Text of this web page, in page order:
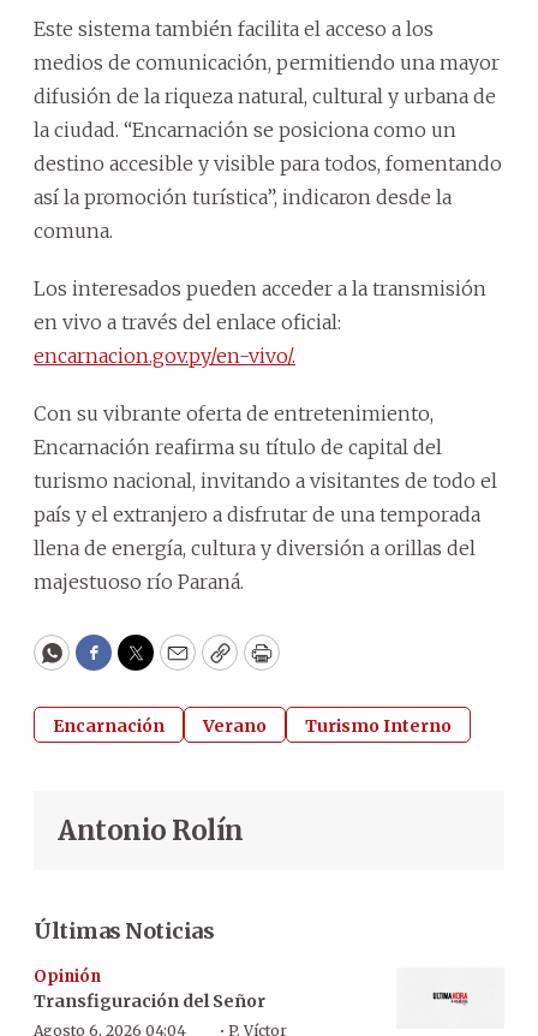
Este sistema también facilita el acceso a los
medios de comunicación, permitiendo una mayor
difusión de la riqueza natural, cultural y urbana de
la ciudad. “Encarnación se posiciona como un
destino accesible y visible para todos, fomentando
así la promoción turística”, indicaron desde la
comuna.
Los interesados pueden acceder a la transmisión
en vivo a través del enlace oficial:
encarnacion.gov.py/en-vivo/.
Con su vibrante oferta de entretenimiento,
Encarnación reafirma su título de capital del
turismo nacional, invitando a visitantes de todo el
país y el extranjero a disfrutar de una temporada
llena de energía, cultura y diversión a orillas del
majestuoso río Paraná.
WhatsApp
Facebook
Twitter
EmailCopyPrint
Encarnación Verano Turismo Interno
Antonio Rolín
Últimas Noticias
Opinión
Transfiguración del Señor
Agosto 6, 2026 04:04 P. Víctor